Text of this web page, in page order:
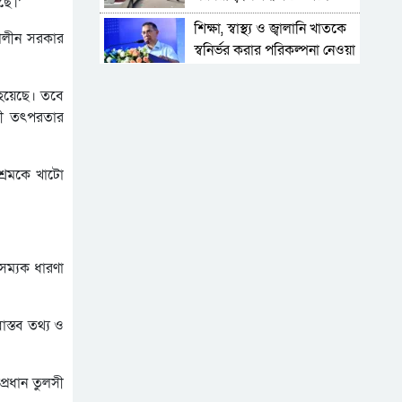
সরকার
তবে
তৎপরতার
খাটো
ধারণা
তথ্য ও
তুলসী
কমেছে ভোগান্তি
শিক্ষা, স্বাস্থ্য ও জ্বালানি খাতকে
স্বনির্ভর করার পরিকল্পনা নেওয়া